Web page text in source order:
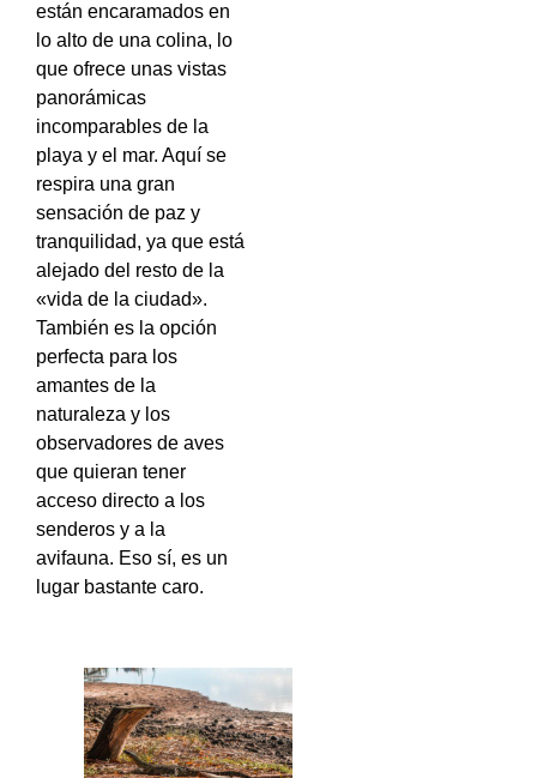
están encaramados en
lo alto de una colina, lo
que ofrece unas vistas
panorámicas
incomparables de la
playa y el mar. Aquí se
respira una gran
sensación de paz y
tranquilidad, ya que está
alejado del resto de la
«vida de la ciudad».
También es la opción
perfecta para los
amantes de la
naturaleza y los
observadores de aves
que quieran tener
acceso directo a los
senderos y a la
avifauna. Eso sí, es un
lugar bastante caro.